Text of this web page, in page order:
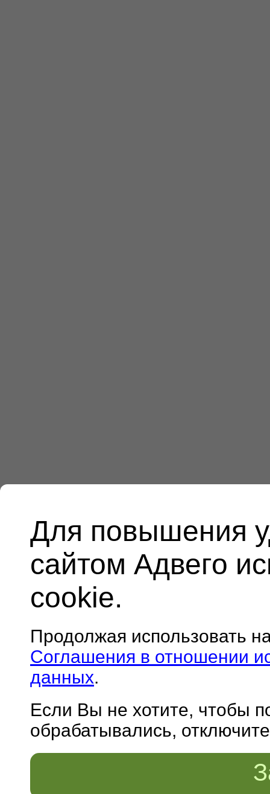
Для повышения
сайтом Адвего
cookie.
Продолжая использовать
Соглашения в отношении
данных.
Если Вы не хотите, чтобы
обрабатывались,